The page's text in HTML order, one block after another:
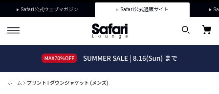
Safari公式ウェブマガジン Safari公式通販サイト
ホーム プリント | ダウンジャケット (メンズ)